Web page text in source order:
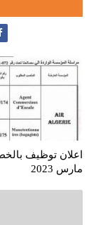
مارس 2023